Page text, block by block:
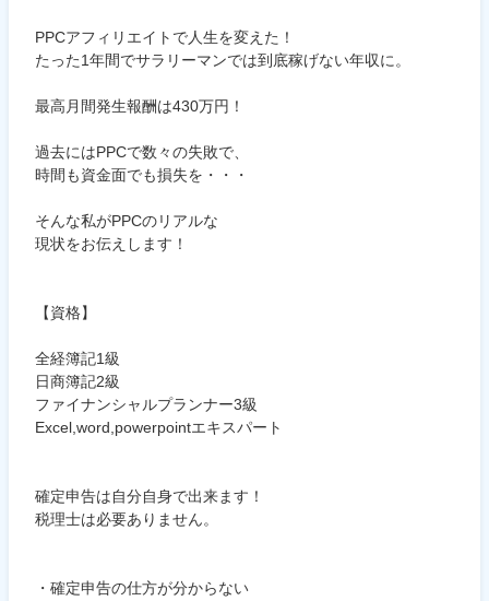
PPCアフィリエイトで人生を変えた！
たった1年間でサラリーマンでは到底稼げない年収に。
最高月間発生報酬は430万円！
過去にはPPCで数々の失敗で、
時間も資金面でも損失を・・・
そんな私がPPCのリアルな
現状をお伝えします！
【資格】
全経簿記1級
日商簿記2級
ファイナンシャルプランナー3級
Excel,word,powerpointエキスパート
確定申告は自分自身で出来ます！
税理士は必要ありません。
・確定申告の仕方が分からない